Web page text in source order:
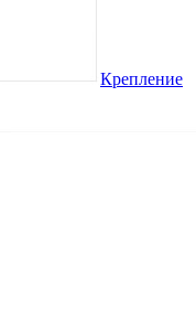
Крепление